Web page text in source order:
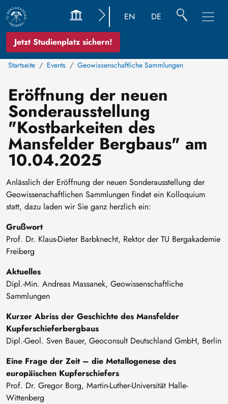
Jetzt Studienplatz sichern!
EN DE
Startseite Events Geowissenschaftliche Sammlungen
Eröffnung der neuen
Sonderausstellung
"Kostbarkeiten des
Mansfelder Bergbaus" am
10.04.2025
Anlässlich der Eröffnung der neuen Sonderausstellung der
Geowissenschaftlichen Sammlungen findet ein Kolloquium
statt, dazu laden wir Sie ganz herzlich ein:
Grußwort
Prof. Dr. Klaus-Dieter Barbknecht, Rektor der TU Bergakademie
Freiberg
Aktuelles
Dipl.-Min. Andreas Massanek, Geowissenschaftliche
Sammlungen
Kurzer Abriss der Geschichte des Mansfelder
Kupferschieferbergbaus
Dipl.-Geol. Sven Bauer, Geoconsult Deutschland GmbH, Berlin
Eine Frage der Zeit – die Metallogenese des
europäischen Kupferschiefers
Prof. Dr. Gregor Borg, Martin-Luther-Universität Halle-
Wittenberg